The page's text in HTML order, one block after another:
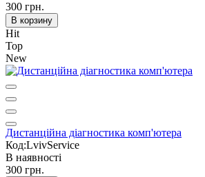
300 грн.
В корзину
Hit
Top
New
Дистанційна діагностика комп'ютера
Код:LvivService
В наявності
300 грн.